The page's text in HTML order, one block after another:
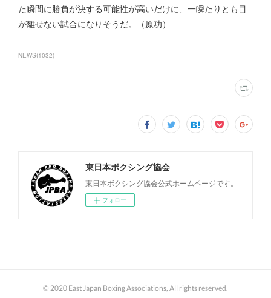
た瞬間に勝負が決する可能性が高いだけに、一瞬たりとも目
が離せない試合になりそうだ。（原功）
NEWS(1032)
東日本ボクシング協会
東日本ボクシング協会公式ホームページです。
フォロー
© 2020 East Japan Boxing Associations, All rights reserved.